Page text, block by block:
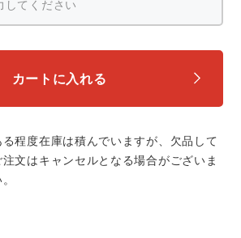
カートに入れる
程度在庫は積んでいますが、欠品して
文はキャンセルとなる場合がございま